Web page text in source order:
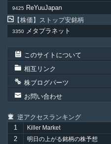
9425
ReYuuJapan
株価
ストップ安銘柄
3350 メタプラネット
このサイトについて
相互リンク
株ブログパーツ
お問い合わせ
逆アクセスランキング
1
Killer Market
2 明日の上がる銘柄の株予想